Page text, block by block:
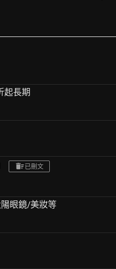
起長期
已刪文
眼鏡/美妝等